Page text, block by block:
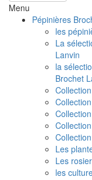
Menu
Pépinières
les
La
Lanvin
la
Brochet
Les
Les
les